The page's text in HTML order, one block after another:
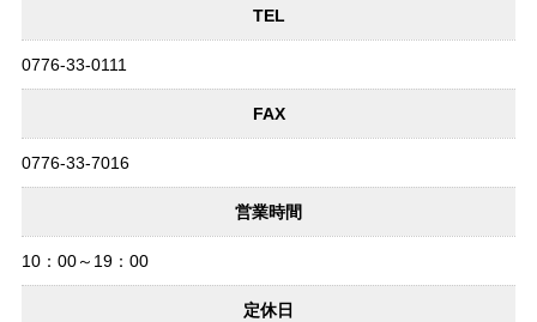
TEL
0776-33-0111
FAX
0776-33-7016
営業時間
10：00～19：00
定休日